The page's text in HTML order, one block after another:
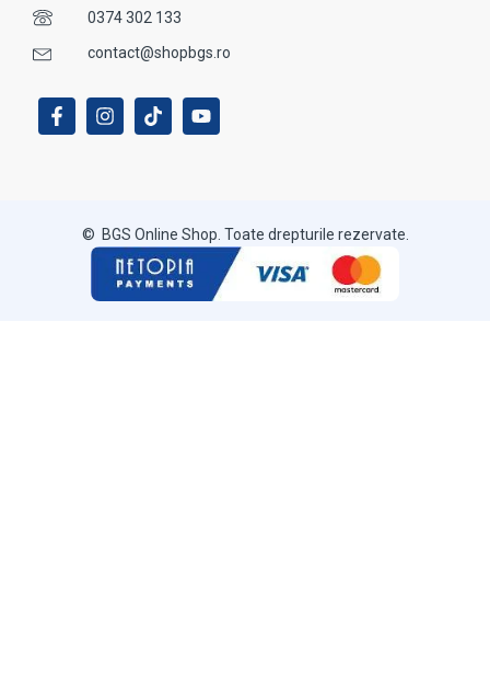
0374 302 133
contact@shopbgs.ro
© BGS Online Shop. Toate drepturile rezervate.